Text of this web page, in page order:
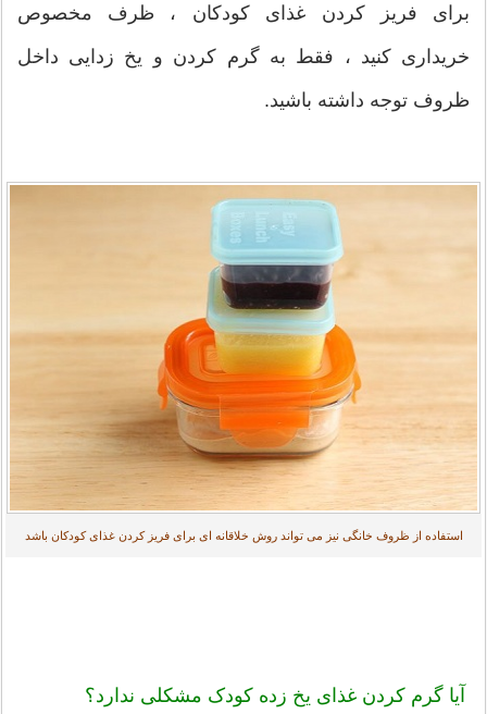
برای فریز کردن غذای کودکان ، ظرف مخصوص
خریداری کنید ، فقط به گرم کردن و یخ زدایی داخل
ظروف توجه داشته باشید.
استفاده از ظروف خانگی نیز می تواند روش خلاقانه ای برای فریز کردن غذای کودکان باشد
آیا گرم کردن غذای یخ زده کودک مشکلی ندارد؟